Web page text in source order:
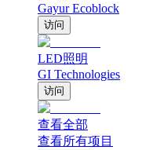
Gayur Ecoblock
访问
LED照明
GI Technologies
访问
查看全部
查看所有项目